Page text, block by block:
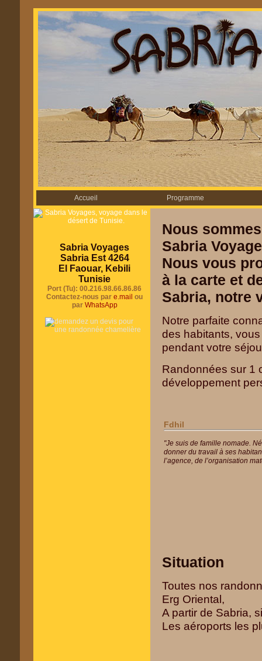
Accueil Programme
Sabria Voyages
Sabria Est 4264
El Faouar, Kebili
Tunisie
Port (Tu): 00.216.98.66.86.86
Contactez-nous par e.mail ou
par WhatsApp
Nous
Sabria
Nous vous
à la carte et
Sabria, notre
Notre parfaite
des habitants,
pendant votre
Randonnées sur 1
développement
Fdhil
"Je suis de famille nomade.
donner du travail à ses
l’agence, de l’organisation
Situation
Toutes nos
Erg Oriental,
A partir de Sabria,
Les aéroports les